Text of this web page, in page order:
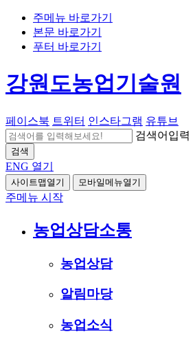
주메뉴 바로가기
본문 바로가기
푸터 바로가기
강원도농업기술원
페이스북 트위터 인스타그램 유튜브
검색어입력
검색
ENG 열기
사이트맵열기 모바일메뉴열기
주메뉴 시작
농업상담소통
농업상담
알림마당
농업소식